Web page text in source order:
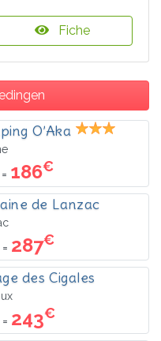
Fiche
O’Aka
= 186€
de Lanzac
= 287€
des Cigales
= 243€